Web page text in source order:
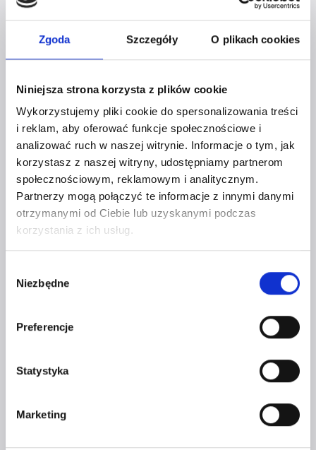
Zgoda Szczegóły O plikach cookies
Niniejsza strona korzysta z plików cookie
Wykorzystujemy pliki cookie do spersonalizowania treści
i reklam, aby oferować funkcje społecznościowe i
analizować ruch w naszej witrynie. Informacje o tym, jak
korzystasz z naszej witryny, udostępniamy partnerom
społecznościowym, reklamowym i analitycznym.
Partnerzy mogą połączyć te informacje z innymi danymi
otrzymanymi od Ciebie lub uzyskanymi podczas
korzystania z ich usług.
zgody
Niezbędne
Preferencje
Statystyka
Marketing
Program 21 dni aktywacji Twojego
Mindsetu na sukces
5.00
1 477zł
Dodaj do koszyka